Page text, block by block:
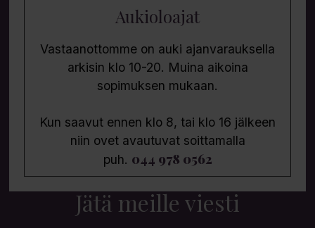
Aukioloajat
Vastaanottomme on auki ajanvarauksella
arkisin klo 10-20. Muina aikoina
sopimuksen mukaan.
Kun saavut ennen klo 8, tai klo 16 jälkeen
niin ovet avautuvat soittamalla
puh. 044 978 0562
Jätä meille viesti